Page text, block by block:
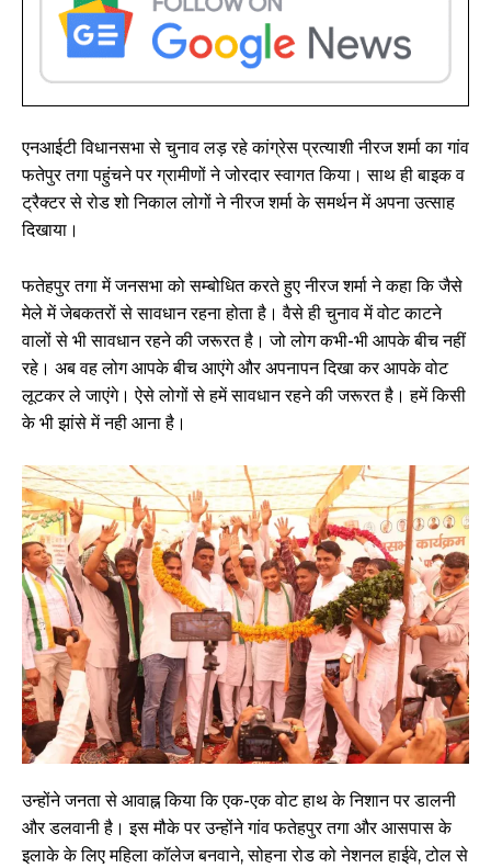
एनआईटी विधानसभा से चुनाव लड़ रहे कांग्रेस प्रत्याशी नीरज शर्मा का गांव
फतेपुर तगा पहुंचने पर ग्रामीणों ने जोरदार स्वागत किया। साथ ही बाइक व
ट्रैक्टर से रोड शो निकाल लोगों ने नीरज शर्मा के समर्थन में अपना उत्साह
दिखाया।
फतेहपुर तगा में जनसभा को सम्बोधित करते हुए नीरज शर्मा ने कहा कि जैसे
मेले में जेबकतरों से सावधान रहना होता है। वैसे ही चुनाव में वोट काटने
वालों से भी सावधान रहने की जरूरत है। जो लोग कभी-भी आपके बीच नहीं
रहे। अब वह लोग आपके बीच आएंगे और अपनापन दिखा कर आपके वोट
लूटकर ले जाएंगे। ऐसे लोगों से हमें सावधान रहने की जरूरत है। हमें किसी
के भी झांसे में नही आना है।
उन्होंने जनता से आवाह्न किया कि एक-एक वोट हाथ के निशान पर डालनी
और डलवानी है। इस मौके पर उन्होंने गांव फतेहपुर तगा और आसपास के
इलाके के लिए महिला कॉलेज बनवाने, सोहना रोड को नेशनल हाईवे, टोल से